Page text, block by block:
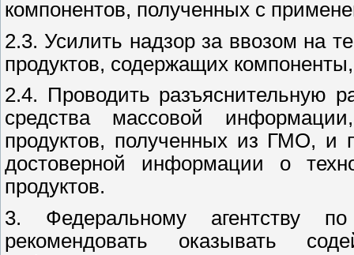
компонентов, полученных с
2.3. Усилить надзор за ввозом на
продуктов, содержащих
2.4. Проводить разъяснительную
средства массовой
продуктов, полученных из ГМО, и
достоверной информации о
продуктов.
3. Федеральному агентству
рекомендовать оказывать